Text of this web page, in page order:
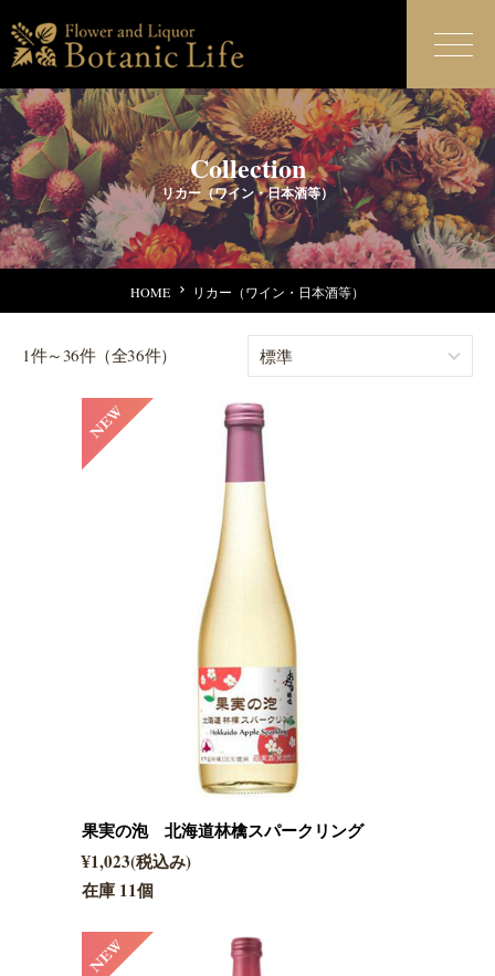
Collection
リカー（ワイン・日本酒等）
HOME リカー（ワイン・日本酒等）
1件～36件（全36件）
果実の泡 北海道林檎スパークリング
¥1,023(税込み)
在庫 11個